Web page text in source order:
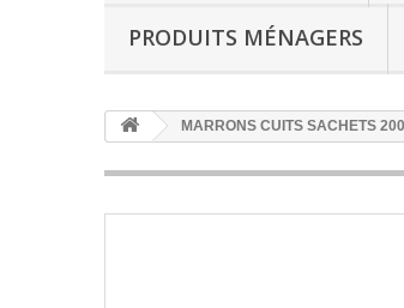
PRODUITS MÉNAGERS
MARRONS CUITS SACHETS